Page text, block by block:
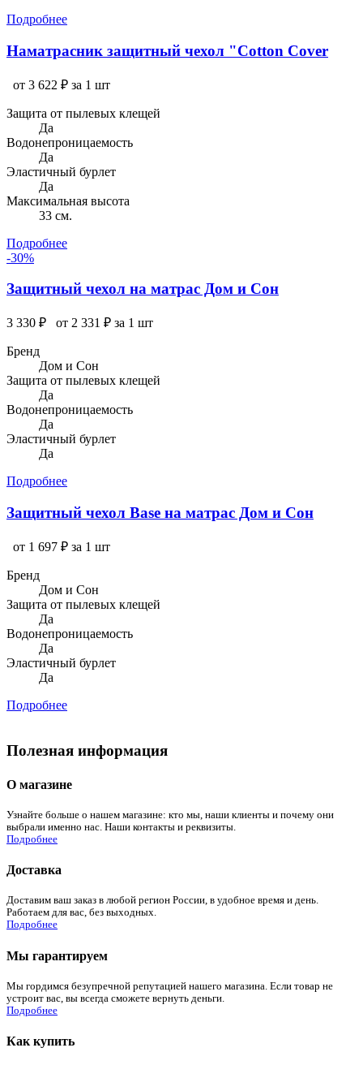
Подробнее
Наматрасник защитный чехол "Cotton Cover
от 3 622 ₽ за 1 шт
Защита от пылевых клещей
Да
Водонепроницаемость
Да
Эластичный бурлет
Да
Максимальная высота
33 см.
Подробнее
-30%
Защитный чехол на матрас Дом и Сон
3 330 ₽ от 2 331 ₽ за 1 шт
Бренд
Дом и Сон
Защита от пылевых клещей
Да
Водонепроницаемость
Да
Эластичный бурлет
Да
Подробнее
Защитный чехол Base на матрас Дом и Сон
от 1 697 ₽ за 1 шт
Бренд
Дом и Сон
Защита от пылевых клещей
Да
Водонепроницаемость
Да
Эластичный бурлет
Да
Подробнее
Полезная информация
О магазине
Узнайте больше о нашем магазине: кто мы, наши клиенты и почему они
выбрали именно нас. Наши контакты и реквизиты.
Подробнее
Доставка
Доставим ваш заказ в любой регион России, в удобное время и день.
Работаем для вас, без выходных.
Подробнее
Мы гарантируем
Мы гордимся безупречной репутацией нашего магазина. Если товар не
устроит вас, вы всегда сможете вернуть деньги.
Подробнее
Как купить